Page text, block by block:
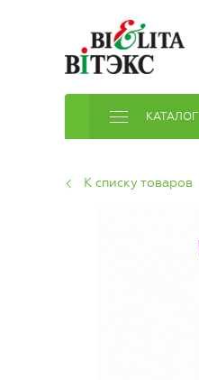
КАТАЛОГ
К списку товаров